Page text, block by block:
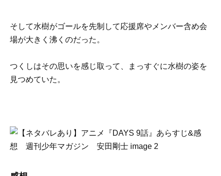
そして水樹がゴールを先制して応援席やメンバー含め会
場が大きく沸くのだった。
つくしはその思いを感じ取って、まっすぐに水樹の姿を
見つめていた。